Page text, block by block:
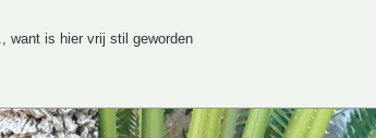
want is hier vrij stil geworden